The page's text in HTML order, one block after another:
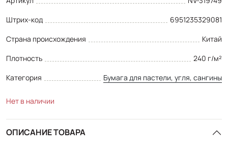
Штрих-код
6951235329081
Страна происхождения
Китай
Плотность
240 г/м²
Категория
Бумага для пастели, угля, сангины
Нет в наличии
ОПИСАНИЕ ТОВАРА